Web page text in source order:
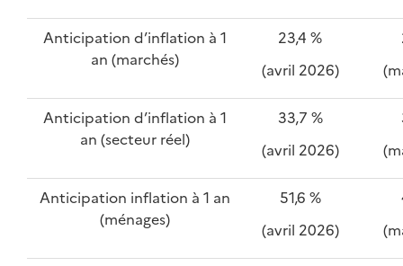
Anticipation d’inflation à 1
an (marchés)
23,4 %
(avril 2026)
Anticipation d’inflation à 1
an (secteur réel)
33,7 %
(avril 2026)
Anticipation inflation à 1 an
(ménages)
51,6 %
(avril 2026)